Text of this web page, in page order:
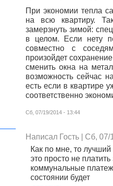
При экономии тепла
на всю квартиру.
замерзнуть зимой:
в целом. Если нету
совместно с
произойдет
сменить окна на
возможность сейчас
есть если в квартире
соответственно
Сб, 07/19/2014 - 13:44
Написал Гость | Сб, 07/
Как по мне, то
это просто не
коммунальные
состоянии будет